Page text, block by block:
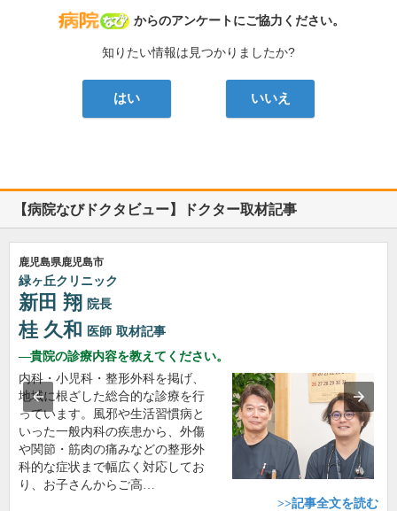
病院なび
からのアンケートにご協力ください。
知りたい情報は見つかりましたか?
はい いいえ
【病院なびドクタビュー】ドクター取材記事
鹿児島県鹿児島市
緑ヶ丘クリニック
新田 翔 院長
桂 久和 医師 取材記事
貴院の診療内容を教えてください。
内科・小児科・整形外科を掲げ、
地域に根ざした総合的な診療を行
っています。風邪や生活習慣病と
いった一般内科の疾患から、外傷
や関節・筋肉の痛みなどの整形外
科的な症状まで幅広く対応してお
り、お子さんからご高…
>>記事全文を読む